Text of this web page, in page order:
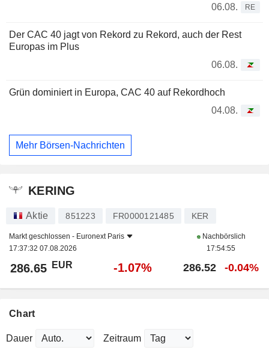
06.08.
RE
Der CAC 40 jagt von Rekord zu Rekord, auch der Rest
Europas im Plus
06.08.
Grün dominiert in Europa, CAC 40 auf Rekordhoch
04.08.
Mehr Börsen-Nachrichten
KERING
Aktie 851223 FR0000121485 KER
Markt geschlossen - Euronext Paris
17:37:32 07.08.2026
Nachbörslich
17:54:55
286.65 EUR -1.07% 286.52 -0.04%
Chart
Dauer Zeitraum